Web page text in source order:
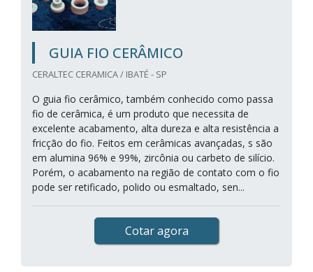
GUIA FIO CERÂMICO
CERALTEC CERAMICA / IBATÉ - SP
O guia fio cerâmico, também conhecido como passa
fio de cerâmica, é um produto que necessita de
excelente acabamento, alta dureza e alta resistência a
fricção do fio. Feitos em cerâmicas avançadas, s são
em alumina 96% e 99%, zircônia ou carbeto de silício.
Porém, o acabamento na região de contato com o fio
pode ser retificado, polido ou esmaltado, sen...
Cotar agora